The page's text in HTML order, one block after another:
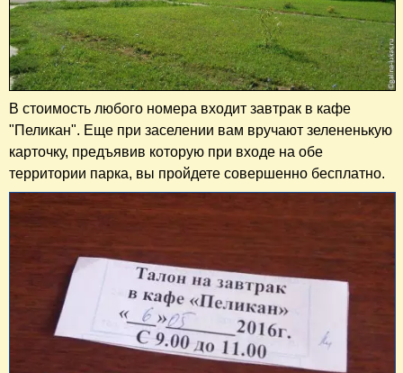
В стоимость любого номера входит завтрак в кафе
"Пеликан". Еще при заселении вам вручают зелененькую
карточку, предъявив которую при входе на обе
территории парка, вы пройдете совершенно бесплатно.